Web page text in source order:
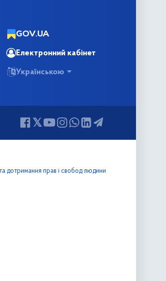
GOV.UA
Електронний кабінет
Українською
дотримання прав і свобод людини